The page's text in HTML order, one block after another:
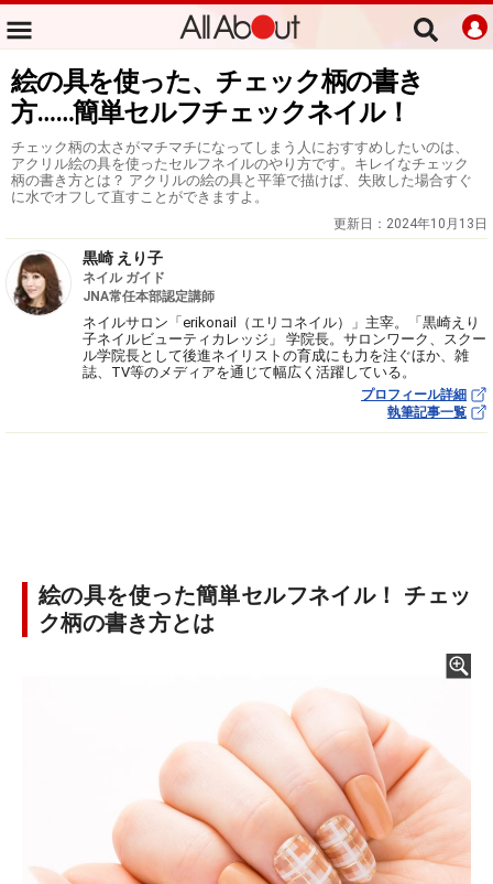
絵の具を使った、チェック柄の書き
方……簡単セルフチェックネイル！
チェック柄の太さがマチマチになってしまう人におすすめしたいのは、
アクリル絵の具を使ったセルフネイルのやり方です。キレイなチェック
柄の書き方とは？ アクリルの絵の具と平筆で描けば、失敗した場合すぐ
に水でオフして直すことができますよ。
更新日： 2024年10月13日
黒崎 えり子
ネイル ガイド
JNA常任本部認定講師
ネイルサロン「erikonail（エリコネイル）」主宰。「黒崎えり
子ネイルビューティカレッジ」 学院長。サロンワーク、スクー
ル学院長として後進ネイリストの育成にも力を注ぐほか、雑
誌、TV等のメディアを通じて幅広く活躍している。
プロフィール詳細
執筆記事一覧
絵の具を使った簡単セルフネイル！ チェッ
ク柄の書き方とは